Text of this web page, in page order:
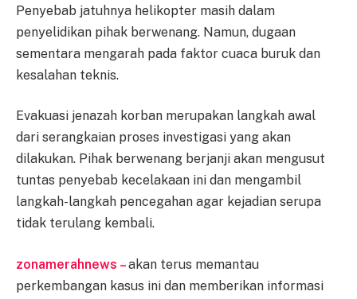
Penyebab jatuhnya helikopter masih dalam
penyelidikan pihak berwenang. Namun, dugaan
sementara mengarah pada faktor cuaca buruk dan
kesalahan teknis.
Evakuasi jenazah korban merupakan langkah awal
dari serangkaian proses investigasi yang akan
dilakukan. Pihak berwenang berjanji akan mengusut
tuntas penyebab kecelakaan ini dan mengambil
langkah-langkah pencegahan agar kejadian serupa
tidak terulang kembali.
zonamerahnews –akan terus memantau
perkembangan kasus ini dan memberikan informasi